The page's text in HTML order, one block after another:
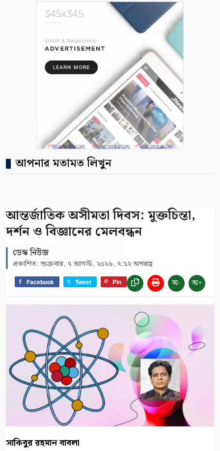
আপনার মতামত লিখুন
আন্তর্জাতিক অসীমতা দিবস: মুক্তচিন্তা,
দর্শন ও বিজ্ঞানের মেলবন্ধন
ডেস্ক নিউজ
প্রকাশিত: শুক্রবার, ৭ আগস্ট, ২০২৬, ৭:১২ অপরাহ্ণ
Facebook Tweet Pin অ- অ+
সাকিবুর রহমান বাবলা